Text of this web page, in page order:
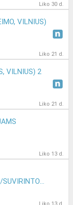
Liko 30 d.
VILNIUS)
Liko 21 d.
VILNIUS) 2
Liko 21 d.
Liko 13 d.
SURINKĖJAS/VAMZDININKAS/SUVIRINTOJAS.